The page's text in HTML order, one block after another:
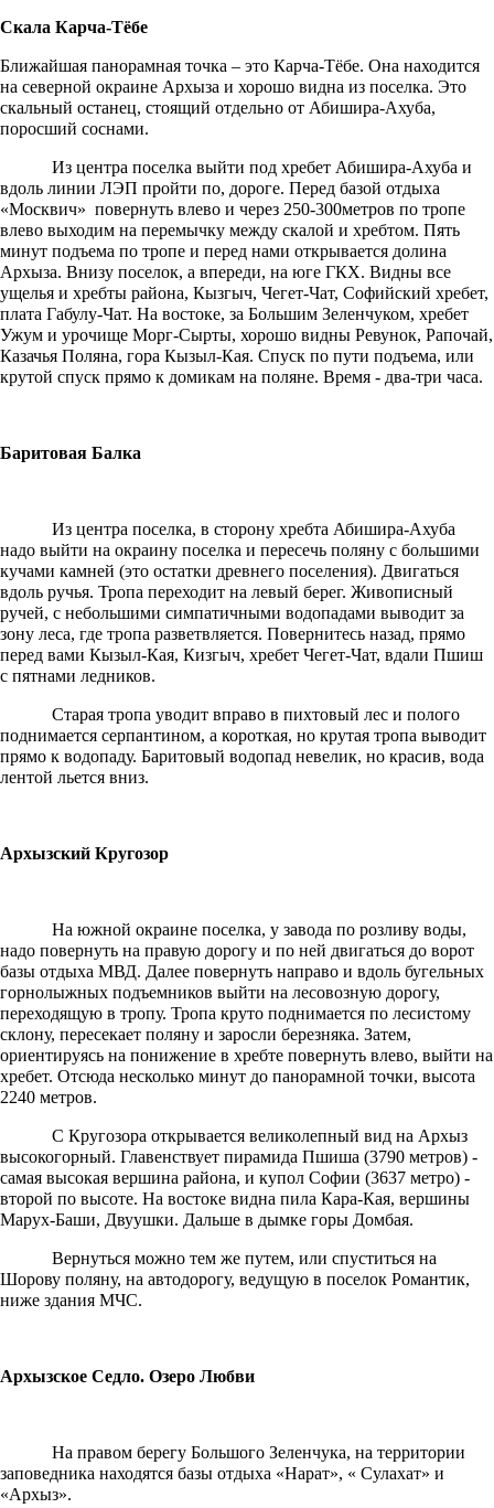
Скала Карча-Тёбе
Ближайшая панорамная точка – это Карча-Тёбе. Она находится
на северной окраине Архыза и хорошо видна из поселка. Это
скальный останец, стоящий отдельно от Абишира-Ахуба,
поросший соснами.
Из центра поселка выйти под хребет Абишира-Ахуба и
вдоль линии ЛЭП пройти по, дороге. Перед базой отдыха
«Москвич» повернуть влево и через 250-300метров по тропе
влево выходим на перемычку между скалой и хребтом. Пять
минут подъема по тропе и перед нами открывается долина
Архыза. Внизу поселок, а впереди, на юге ГКХ. Видны все
ущелья и хребты района, Кызгыч, Чегет-Чат, Софийский хребет,
плата Габулу-Чат. На востоке, за Большим Зеленчуком, хребет
Ужум и урочище Морг-Сырты, хорошо видны Ревунок, Рапочай,
Казачья Поляна, гора Кызыл-Кая. Спуск по пути подъема, или
крутой спуск прямо к домикам на поляне. Время - два-три часа.
Баритовая Балка
Из центра поселка, в сторону хребта Абишира-Ахуба
надо выйти на окраину поселка и пересечь поляну с большими
кучами камней (это остатки древнего поселения). Двигаться
вдоль ручья. Тропа переходит на левый берег. Живописный
ручей, с небольшими симпатичными водопадами выводит за
зону леса, где тропа разветвляется. Повернитесь назад, прямо
перед вами Кызыл-Кая, Кизгыч, хребет Чегет-Чат, вдали Пшиш
с пятнами ледников.
Старая тропа уводит вправо в пихтовый лес и полого
поднимается серпантином, а короткая, но крутая тропа выводит
прямо к водопаду. Баритовый водопад невелик, но красив, вода
лентой льется вниз.
Архызский Кругозор
На южной окраине поселка, у завода по розливу воды,
надо повернуть на правую дорогу и по ней двигаться до ворот
базы отдыха МВД. Далее повернуть направо и вдоль бугельных
горнолыжных подъемников выйти на лесовозную дорогу,
переходящую в тропу. Тропа круто поднимается по лесистому
склону, пересекает поляну и заросли березняка. Затем,
ориентируясь на понижение в хребте повернуть влево, выйти на
хребет. Отсюда несколько минут до панорамной точки, высота
2240 метров.
С Кругозора открывается великолепный вид на Архыз
высокогорный. Главенствует пирамида Пшиша (3790 метров) -
самая высокая вершина района, и купол Софии (3637 метро) -
второй по высоте. На востоке видна пила Кара-Кая, вершины
Марух-Баши, Двуушки. Дальше в дымке горы Домбая.
Вернуться можно тем же путем, или спуститься на
Шорову поляну, на автодорогу, ведущую в поселок Романтик,
ниже здания МЧС.
Архызское Седло. Озеро Любви
На правом берегу Большого Зеленчука, на территории
заповедника находятся базы отдыха «Нарат», « Сулахат» и
«Архыз».